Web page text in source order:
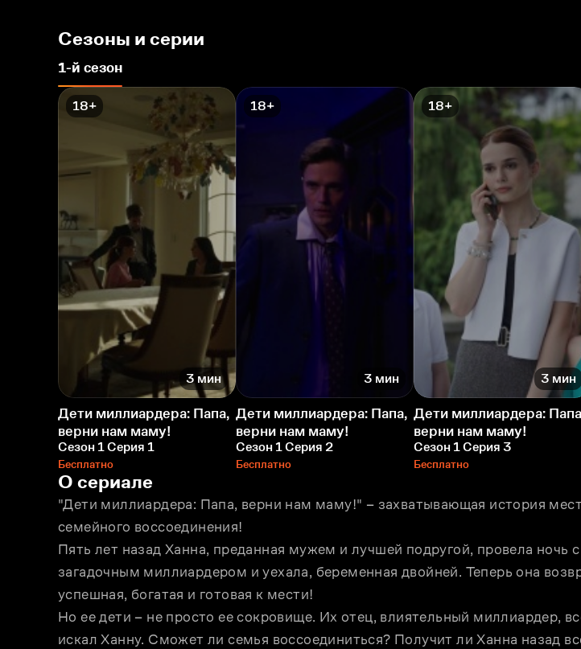
Сезоны и серии
1-й сезон
18+
3 мин
Дети миллиардера: Папа,
верни нам маму!
Сезон 1 Серия 1
Бесплатно
18+
3 мин
Дети миллиардера: Папа,
верни нам маму!
Сезон 1 Серия 2
Бесплатно
18+
3 мин
Дети миллиардера:
верни нам маму!
Сезон 1 Серия 3
Бесплатно
О сериале
"Дети миллиардера: Папа, верни нам маму!" – захватывающая история
семейного воссоединения!
Пять лет назад Ханна, преданная мужем и лучшей подругой, провела ночь с
загадочным миллиардером и уехала, беременная двойней. Теперь она
успешная, богатая и готовая к мести!
Но ее дети – не просто ее сокровище. Их отец, влиятельный миллиардер,
искал Ханну. Сможет ли семья воссоединиться? Получит ли Ханна назад